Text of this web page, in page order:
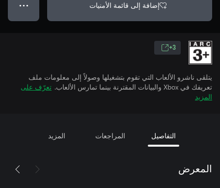
إضافة إلى قائمة الأمنيات ● ● ●
3+
يتلقى ناشرو الألعاب التي تقوم بتشغيلها وصولاً إلى معلومات ملف
تعريفك في Xbox والبيانات المقترنة بينما تمارس الألعاب.
تعرّف على
المزيد
التفاصيل المراجعات المزيد
المعرض